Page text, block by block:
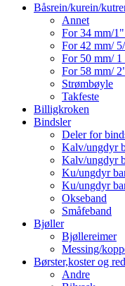
Båsrein/kurein/
Annet
For 34 mm/
For 42 mm/
For 50 mm/
For 58 mm/
Strømbøyle
Takfeste
Billigkroken
Bindsler
Deler for
Kalv/ungdyr
Kalv/ungdyr
Ku/ungdyr
Ku/ungdyr
Okseband
Småfeband
Bjøller
Bjøllereimer
Messing/
Børster,koster og
Andre